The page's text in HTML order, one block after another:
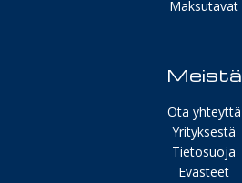
Maksutavat
Meistä
Ota yhteyttä
Yrityksestä
Tietosuoja
Evästeet